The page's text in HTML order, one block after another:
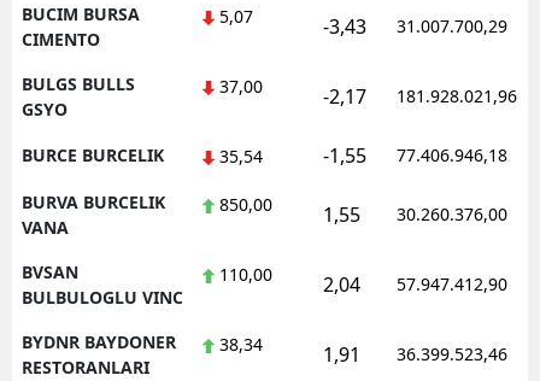
BUCIM BURSA
CIMENTO
5,07 -3,43 31.007.700,29
BULGS BULLS
GSYO
37,00 -2,17 181.928.021,96
BURCE BURCELIK 35,54 -1,55 77.406.946,18
BURVA BURCELIK
VANA
850,00 1,55 30.260.376,00
BVSAN
BULBULOGLU VINC
110,00 2,04 57.947.412,90
BYDNR BAYDONER
RESTORANLARI
38,34 1,91 36.399.523,46